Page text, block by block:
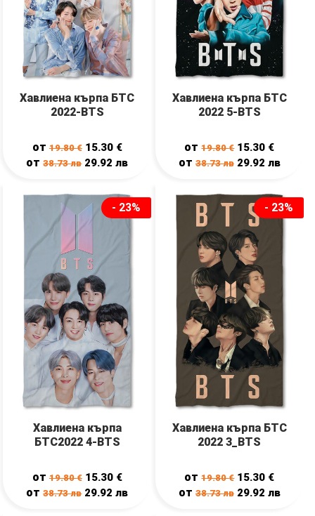
Хавлиена кърпа БТС
2022-BTS
от19.80€ 15.30 €
от38.73лв 29.92лв
Хавлиена кърпа БТС
2022 5-BTS
от19.80€ 15.30 €
от 38.73лв 29.92 лв
- 23%
Хавлиена кърпа
БТС2022 4-BTS
от19.80€ 15.30 €
от38.73лв 29.92лв
- 23%
Хавлиена кърпа БТС
2022 3_BTS
от19.80€ 15.30 €
от 38.73лв 29.92 лв